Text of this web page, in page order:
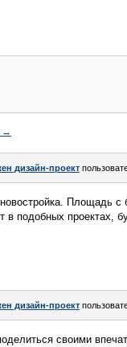
→
дизайн-проект
Площадь
в подобных
дизайн-проект
своими